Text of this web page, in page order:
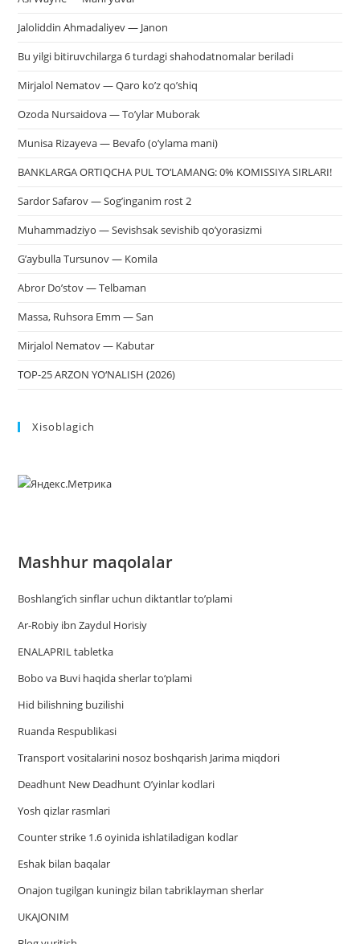
Jaloliddin Ahmadaliyev — Janon
Bu yilgi bitiruvchilarga 6 turdagi shahodatnomalar beriladi
Mirjalol Nematov — Qaro ko’z qo’shiq
Ozoda Nursaidova — To’ylar Muborak
Munisa Rizayeva — Bevafo (o’ylama mani)
BANKLARGA ORTIQCHA PUL TO‘LAMANG: 0% KOMISSIYA SIRLARI!
Sardor Safarov — Sog’inganim rost 2
Muhammadziyo — Sevishsak sevishib qo’yorasizmi
G’aybulla Tursunov — Komila
Abror Do’stov — Telbaman
Massa, Ruhsora Emm — San
Mirjalol Nematov — Kabutar
TOP-25 ARZON YO‘NALISH (2026)
Xisoblagich
Mashhur maqolalar
Boshlang’ich sinflar uchun diktantlar to’plami
Ar-Robiy ibn Zaydul Horisiy
ENALAPRIL tabletka
Bobo va Buvi haqida sherlar to‘plami
Hid bilishning buzilishi
Ruanda Respublikasi
Trаnsport vositаlаrini nosoz boshqаrish Jаrimа miqdori
Deadhunt New Deadhunt O’yinlar kodlari
Yosh qizlar rasmlari
Counter strike 1.6 oyinida ishlatiladigan kodlar
Eshak bilan baqalar
Onajon tugilgan kuningiz bilan tabriklayman sherlar
UKAJONIM